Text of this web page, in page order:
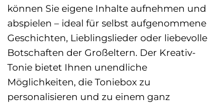
können Sie eigene Inhalte aufnehmen und
abspielen – ideal für selbst aufgenommene
Geschichten, Lieblingslieder oder liebevolle
Botschaften der Großeltern. Der Kreativ-
Tonie bietet Ihnen unendliche
Möglichkeiten, die Toniebox zu
personalisieren und zu einem ganz